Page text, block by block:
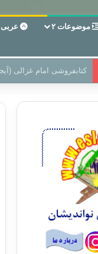
موضوعات ۲ عربی
سر دفتر فساد در زمین‌،